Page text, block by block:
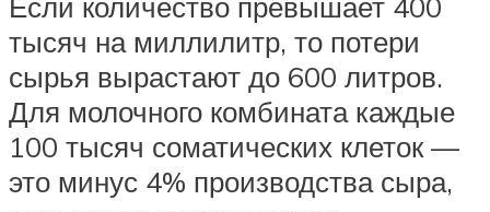
тысяч на миллилитр, то потери
сырья вырастают до 600 литров.
Для молочного комбината каждые
100 тысяч соматических клеток —
это минус 4% производства сыра,